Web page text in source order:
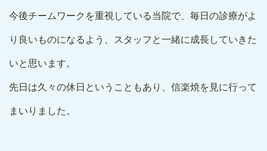
今後チームワークを重視している当院で、毎日の診療がよ
り良いものになるよう、スタッフと一緒に成長していきた
いと思います。
先日は久々の休日ということもあり、信楽焼を見に行って
まいりました。